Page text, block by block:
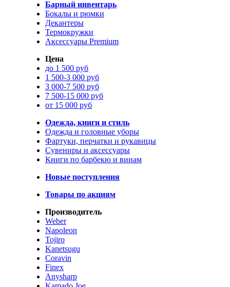
Барный инвентарь
Бокалы и рюмки
Декантеры
Термокружки
Аксессуары Premium
Цена
до 1 500 руб
1 500-3 000 руб
3 000-7 500 руб
7 500-15 000 руб
от 15 000 руб
Одежда, книги и стиль
Одежда и головные уборы
Фартуки, перчатки и рукавицы
Сувениры и аксессуары
Книги по барбекю и винам
Новые поступления
Товары по акциям
Производитель
Weber
Napoleon
Tojiro
Kanetsugu
Coravin
Finex
Anysharp